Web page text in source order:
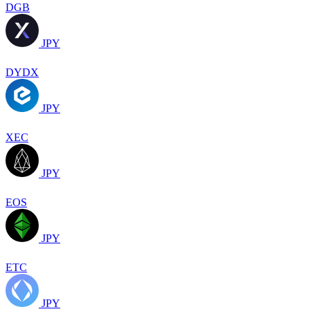
DGB
JPY
DYDX
JPY
XEC
JPY
EOS
JPY
ETC
JPY